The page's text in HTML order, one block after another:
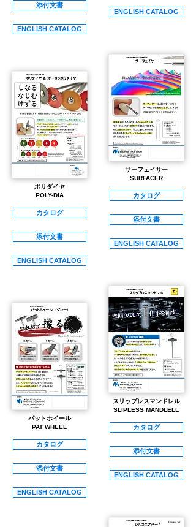
添付文書
ENGLISH CATALOG
​ポリダイヤ
POLY-DIA
カタログ
添付文書
ENGLISH CATALOG
パットホイール
PAT WHEEL
カタログ
添付文書
ENGLISH CATALOG
ENGLISH CATALOG
サーフェイサー
​SURFACER
カタログ
添付文書
ENGLISH CATALOG
スリップレスマンドレル
SLIPLESS MANDLELL
カタログ
添付文書
ENGLISH CATALOG